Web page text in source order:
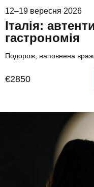
12–19 вересня 2026
Італія:
гастрономія
Подорож, наповнена
€2850